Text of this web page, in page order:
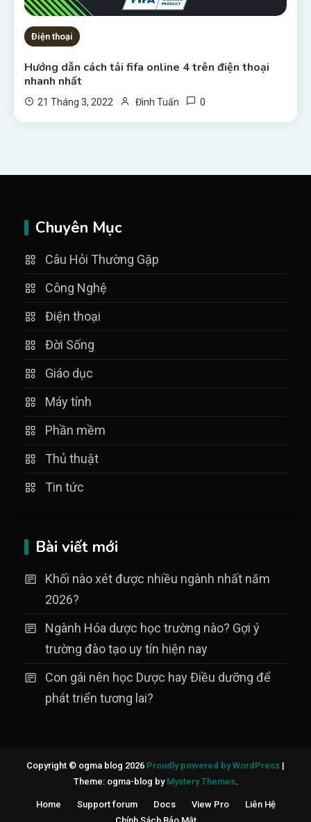
Điện thoại
Hướng dẫn cách tải fifa online 4 trên điện thoại
nhanh nhất
21 Tháng 3, 2022 Đình Tuấn 0
Chuyên Mục
Câu Hỏi Thường Gặp
Công Nghệ
Điện thoại
Đời Sống
Giáo dục
Máy tính
Phần mềm
Thủ thuật
Tin tức
Bài viết mới
Khối nào xét được nhiều ngành nhất năm
2026?
Ngành Hóa dược học trường nào? Gợi ý
trường đào tạo uy tín hiện nay
Con gái nên học Dược hay Điều dưỡng để
phát triển tương lai?
Copyright © ogma blog 2026 Proudly powered by WordPress |
Theme: ogma-blog by Mystery Themes.
Home Support forum Docs View Pro
Liên Hệ